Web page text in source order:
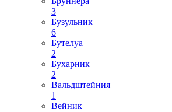
3
Бузульник
6
Бутелуа
2
Бухарник
2
Вальдштейния
1
Вейник